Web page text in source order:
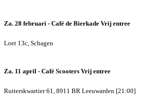
Za. 28 februari - Café de Bierkade Vrij entree
Loet 13c, Schagen
Za. 11 april - Café Scooters Vrij entree
Ruiterskwartier 61, 8911 BR Leeuwarden [21:00]